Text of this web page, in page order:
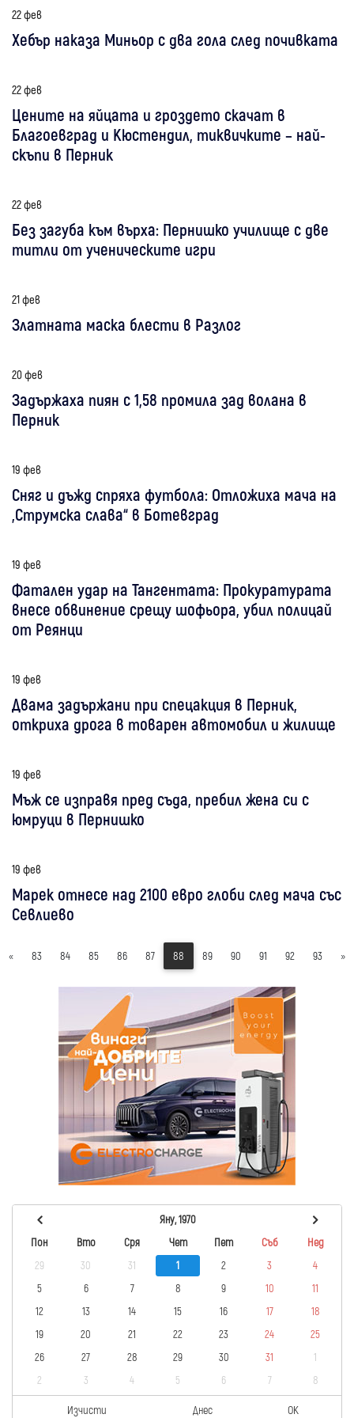
22 фев
Хебър наказа Миньор с два гола след почивката
22 фев
Цените на яйцата и гроздето скачат в
Благоевград и Кюстендил, тиквичките – най-
скъпи в Перник
22 фев
Без загуба към върха: Пернишко училище с две
титли от ученическите игри
21 фев
Златната маска блести в Разлог
20 фев
Задържаха пиян с 1,58 промила зад волана в
Перник
19 фев
Сняг и дъжд спряха футбола: Отложиха мача на
„Струмска слава“ в Ботевград
19 фев
Фатален удар на Тангентата: Прокуратурата
внесе обвинение срещу шофьора, убил полицай
от Реянци
19 фев
Двама задържани при спецакция в Перник,
откриха дрога в товарен автомобил и жилище
19 фев
Мъж се изправя пред съда, пребил жена си с
юмруци в Пернишко
19 фев
Марек отнесе над 2100 евро глоби след мача със
Севлиево
« 83 84 85 86 87 88 89 90 91 92 93 »
Яну, 1970
Пон
Вто Сря Чет Пет Съб
Нед
29
30 31 1 2 3
4
5
6 7 8 9 10
11
12
13 14 15 16 17
18
19
20 21 22 23 24
25
26
27 28 29 30 31
1
2
3 4 5 6 7 8
Изчисти Днес OK